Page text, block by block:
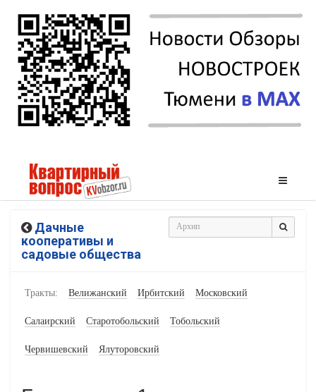
Дачные
кооперативы и
садовые общества
Тракты: Велижанский Ирбитский Московский
Салаирский Старотобольский Тобольский
Червишевский Ялуторовский